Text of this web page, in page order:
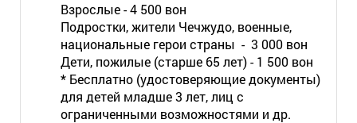
Взрослые - 4 500 вон
Подростки, жители Чечжудо, военные,
национальные герои страны - 3 000 вон
Дети, пожилые (старше 65 лет) - 1 500 вон
* Бесплатно (удостоверяющие документы)
для детей младше 3 лет, лиц с
ограниченными возможностями и др.